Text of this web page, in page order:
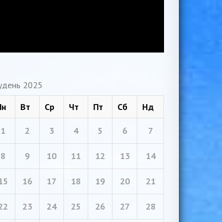
2025
Вт Ср Чт Пт Сб Нд
1 2 3 4 5 6 7
8 9 10 11 12 13 14
16 17 18 19 20 21
23 24 25 26 27 28